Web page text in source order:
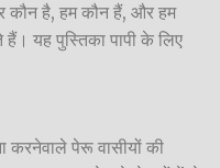
कौन है, हम कौन हैं, और हम
यह पुस्तिका पापी के लिए
करनेवाले पेरू वासीयों की